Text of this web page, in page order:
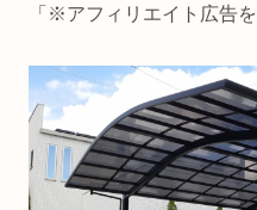
「※アフィリエイト広告